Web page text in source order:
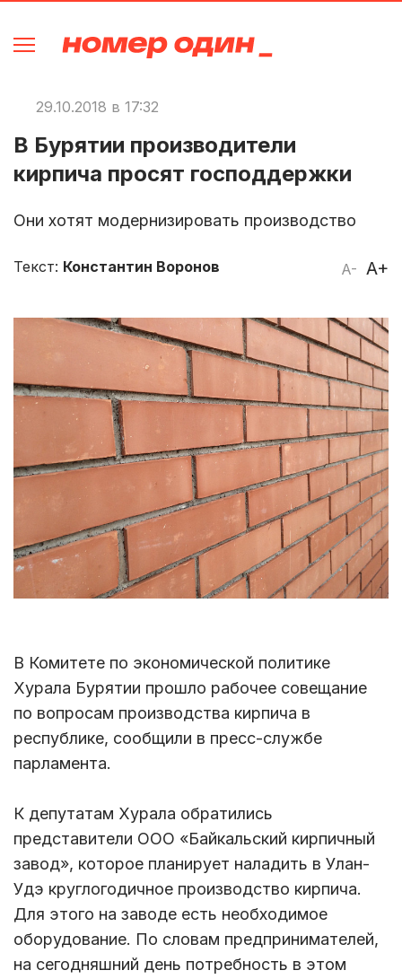
29.10.2018 в 17:32
В Бурятии производители
кирпича просят господдержки
Они хотят модернизировать производство
A- A+
Текст: Константин Воронов
В Комитете по экономической политике
Хурала Бурятии прошло рабочее совещание
по вопросам производства кирпича в
республике, сообщили в пресс-службе
парламента.
К депутатам Хурала обратились
представители ООО «Байкальский кирпичный
завод», которое планирует наладить в Улан-
Удэ круглогодичное производство кирпича.
Для этого на заводе есть необходимое
оборудование. По словам предпринимателей,
на сегодняшний день потребность в этом